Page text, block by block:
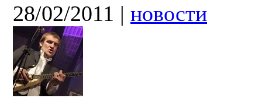
28/02/2011 | новости